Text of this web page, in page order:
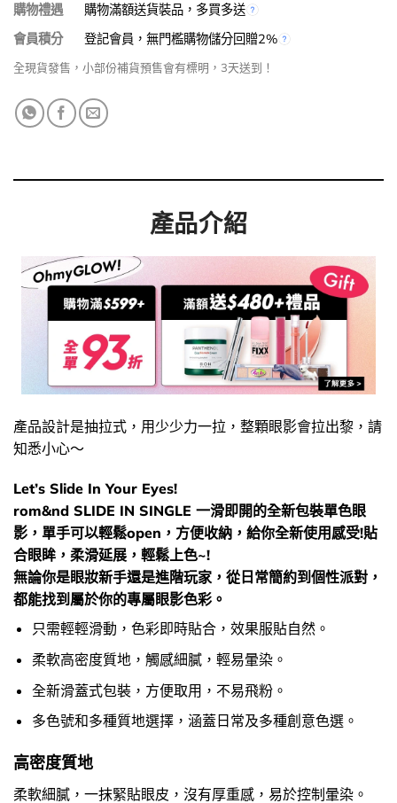
購物禮遇
購物滿額送貨裝品，多買多送
會員積分
登記會員，無門檻購物儲分回贈2%
全現貨發售，小部份補貨預售會有標明，3天送到！
產品介紹
產品設計是抽拉式，用少少力一拉，整顆眼影會拉出黎，請
知悉小心～
Let’s Slide In Your Eyes!
rom&nd SLIDE IN SINGLE 一滑即開的全新包裝單色眼
影，單手可以輕鬆open，方便收納，給你全新使用感受!貼
合眼眸，柔滑延展，輕鬆上色~!
無論你是眼妝新手還是進階玩家，從日常簡約到個性派對，
都能找到屬於你的專屬眼影色彩。
只需輕輕滑動，色彩即時貼合，效果服貼自然。
柔軟高密度質地，觸感細膩，輕易暈染。
全新滑蓋式包裝，方便取用，不易飛粉。
多色號和多種質地選擇，涵蓋日常及多種創意色選。
高密度質地
柔軟細膩，一抹緊貼眼皮，沒有厚重感，易於控制暈染。